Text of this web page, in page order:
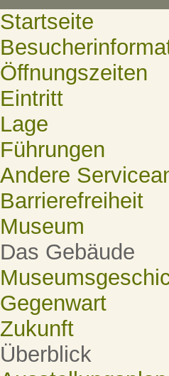
Startseite
Öffnungszeiten
Eintritt
Lage
Führungen
Andere
Barrierefreiheit
Museum
Das Gebäude
Gegenwart
Zukunft
Überblick